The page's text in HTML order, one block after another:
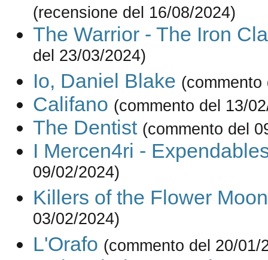
(recensione del 16/08/2024)
The Warrior - The Iron
del 23/03/2024)
Io, Daniel Blake (commento
Califano (commento del 13/
The Dentist (commento del
I Mercen4ri -
09/02/2024)
Killers of the Flower Moon
03/02/2024)
L'Orafo (commento del 20/01/